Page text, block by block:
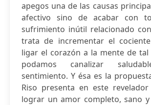
apegos una de las causas
afectivo sino de acabar con
sufrimiento inútil relacionado
trata de incrementar el
ligar el corazón a la mente de
podamos canalizar
sentimiento. Y ésa es la
Riso presenta en este
lograr un amor completo, sano